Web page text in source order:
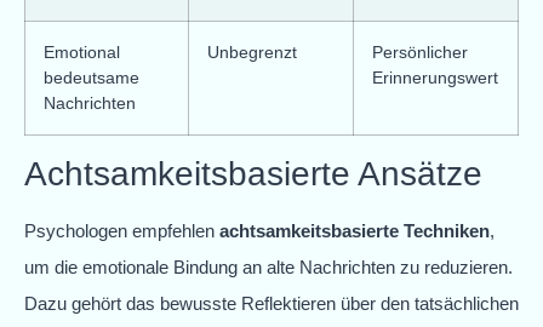
Emotional
bedeutsame
Nachrichten
Unbegrenzt
Persönlicher
Erinnerungswert
Achtsamkeitsbasierte Ansätze
Psychologen empfehlen achtsamkeitsbasierte Techniken,
um die emotionale Bindung an alte Nachrichten zu reduzieren.
Dazu gehört das bewusste Reflektieren über den tatsächlichen